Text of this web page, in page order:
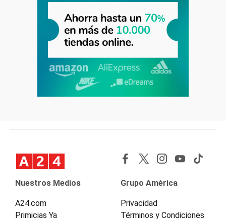
Nuestros Medios
A24.com
Primicias Ya
Grupo América
Privacidad
Términos y Condiciones